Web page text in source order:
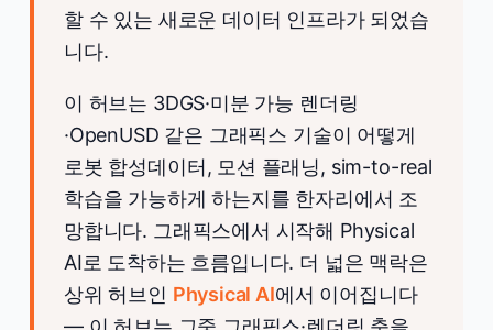
할 수 있는 새로운 데이터 인프라가 되었습
니다.
이 허브는 3DGS·미분 가능 렌더링
·OpenUSD 같은 그래픽스 기술이 어떻게
로봇 합성데이터, 모션 플래닝, sim-to-real
학습을 가능하게 하는지를 한자리에서 조
망합니다. 그래픽스에서 시작해 Physical
AI로 도착하는 흐름입니다. 더 넓은 맥락은
상위 허브인 Physical AI에서 이어집니다